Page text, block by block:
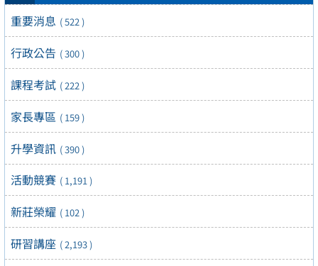
重要消息 ( 522 )
行政公告 ( 300 )
課程考試 ( 222 )
家長專區 ( 159 )
升學資訊 ( 390 )
活動競賽 ( 1,191 )
新莊榮耀 ( 102 )
研習講座 ( 2,193 )